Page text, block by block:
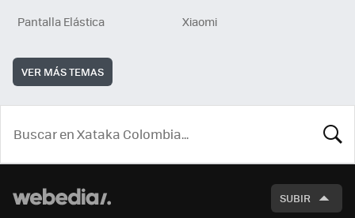
Pantalla Elástica
Xiaomi
VER MÁS TEMAS
SUBIR